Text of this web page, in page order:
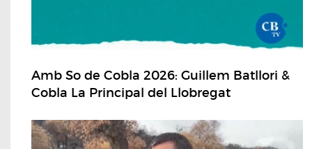
Amb So de Cobla 2026: Guillem Batllori &
Cobla La Principal del Llobregat